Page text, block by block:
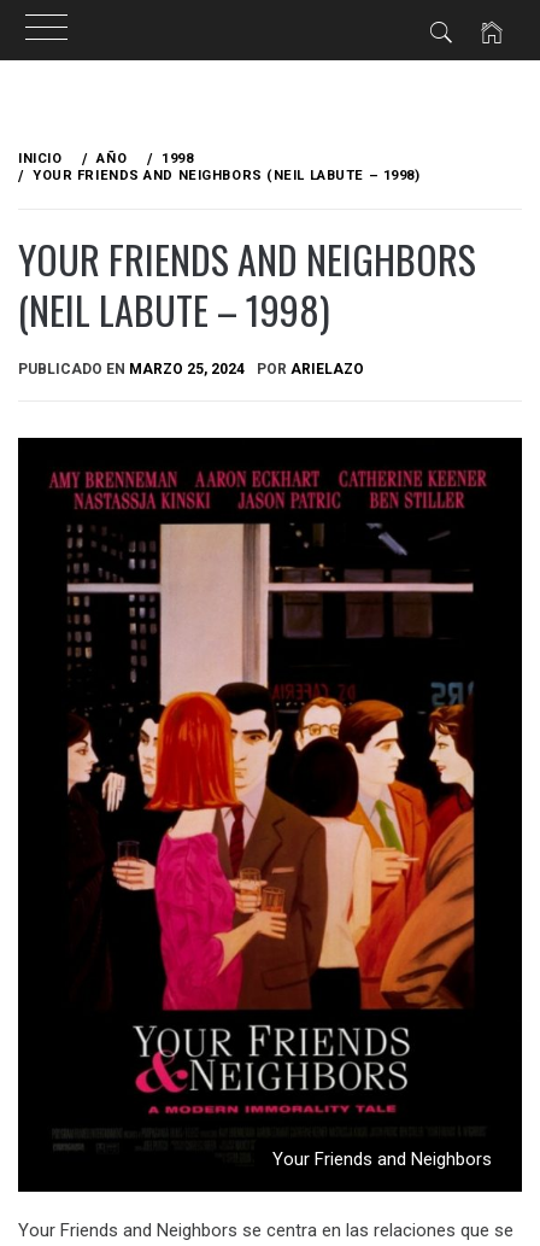
contenido
INICIO AÑO
1998
YOUR FRIENDS AND NEIGHBORS (NEIL LABUTE – 1998)
YOUR FRIENDS AND NEIGHBORS
(NEIL LABUTE – 1998)
PUBLICADO EN MARZO 25, 2024 POR ARIELAZO
Your Friends and Neighbors
Your Friends and Neighbors se centra en las relaciones que se